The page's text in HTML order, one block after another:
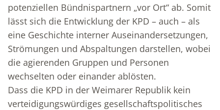
potenziellen Bündnispartnern „vor Ort“ ab. Somit
lässt sich die Entwicklung der KPD – auch – als
eine Geschichte interner Auseinandersetzungen,
Strömungen und Abspaltungen darstellen, wobei
die agierenden Gruppen und Personen
wechselten oder einander ablösten.
Dass die KPD in der Weimarer Republik kein
verteidigungswürdiges gesellschaftspolitisches